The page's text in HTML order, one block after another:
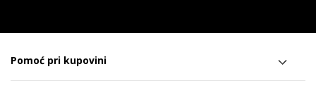
Pomoć pri kupovini